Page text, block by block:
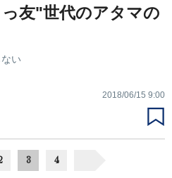
友"世代のアタマの
い
2018/06/15 9:00
3 4